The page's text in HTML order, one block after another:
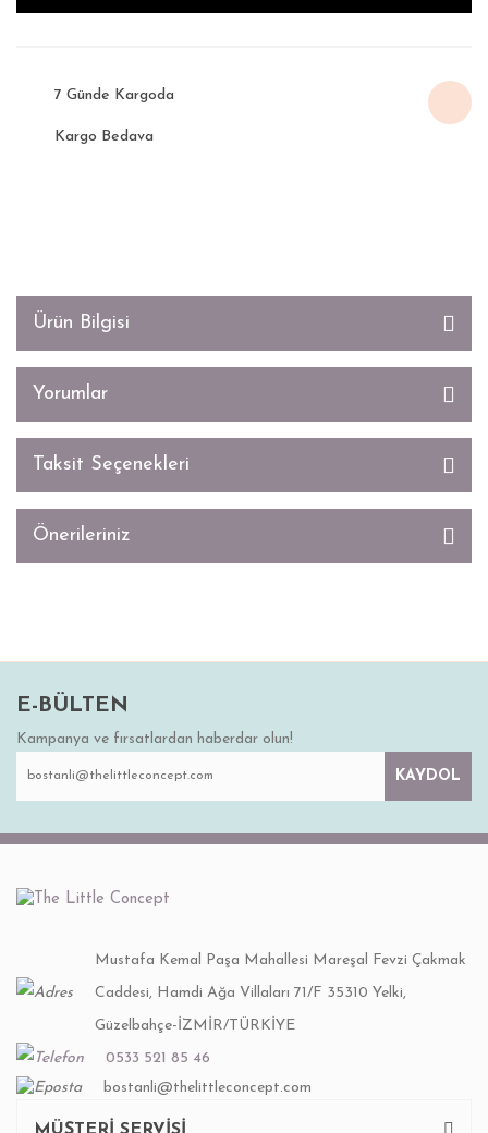
7 Günde Kargoda
Kargo Bedava
Ürün Bilgisi
Yorumlar
Taksit Seçenekleri
Önerileriniz
E-BÜLTEN
Kampanya ve fırsatlardan haberdar olun!
KAYDOL
Mustafa Kemal Paşa Mahallesi Mareşal Fevzi Çakmak
Caddesi, Hamdi Ağa Villaları 71/F 35310 Yelki,
Güzelbahçe-İZMİR/TÜRKİYE
0533 521 85 46
bostanli@thelittleconcept.com